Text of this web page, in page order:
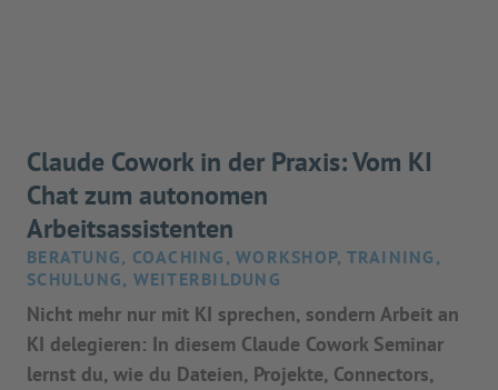
Claude Cowork in der Praxis: Vom KI
Chat zum autonomen
Arbeitsassistenten
BERATUNG, COACHING, WORKSHOP, TRAINING,
SCHULUNG, WEITERBILDUNG
Nicht mehr nur mit KI sprechen, sondern Arbeit an
KI delegieren: In diesem Claude Cowork Seminar
lernst du, wie du Dateien, Projekte, Connectors,